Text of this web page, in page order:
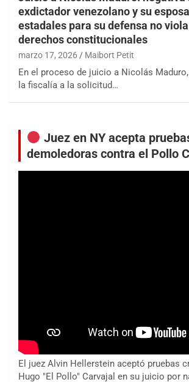
exdictador venezolano y su
estadales para su defensa no
derechos constitucionales
marzo 17, 2026 Maibort Petit
En el proceso de juicio a Nicolás
la fiscalía a la solicitud…
Juez en NY acepta
demoledoras contra el Pollo
El juez Alvin Hellerstein aceptó pruebas
Hugo "El Pollo" Carvajal en su juicio por